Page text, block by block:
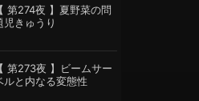
【 第274夜 】夏野菜の問
児きゅうり
【 第273夜 】ビームサー
ルと内なる変態性